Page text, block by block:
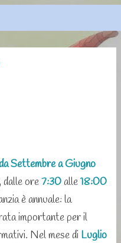
Settembre a Giugno
dalle ore7:30alle18:00
è annuale: la
importante per il
Nel mese di Luglio